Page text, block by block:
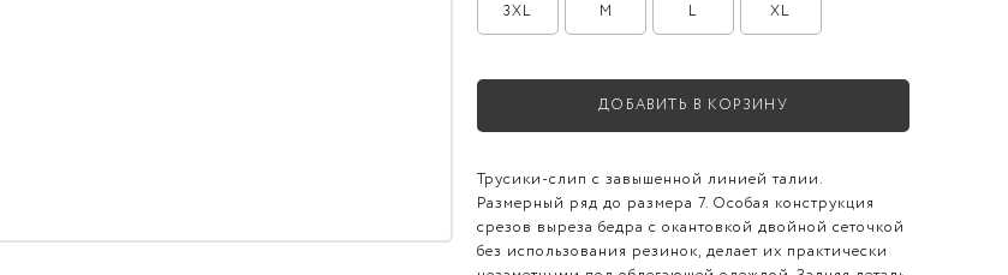
3XL M L XL
ДОБАВИТЬ В КОРЗИНУ
Трусики-слип с завышенной линией талии.
Размерный ряд до размера 7. Особая конструкция
срезов выреза бедра с окантовкой двойной сеточкой
без использования резинок, делает их практически